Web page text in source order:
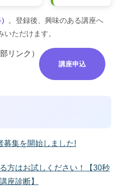
。登録後、興味のある講座へ
いただけます。
部リンク）
講座申込
募集を開始しました!
方はお試しください！【30秒
座診断】